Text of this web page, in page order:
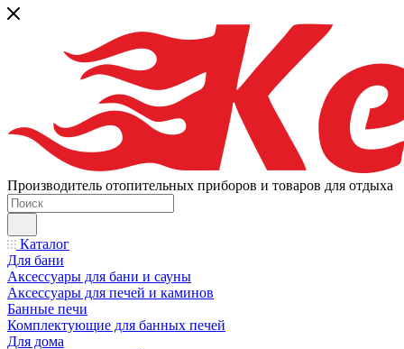
Производитель отопительных приборов и товаров для отдыха
Каталог
Для бани
Аксессуары для бани и сауны
Аксессуары для печей и каминов
Банные печи
Комплектующие для банных печей
Для дома